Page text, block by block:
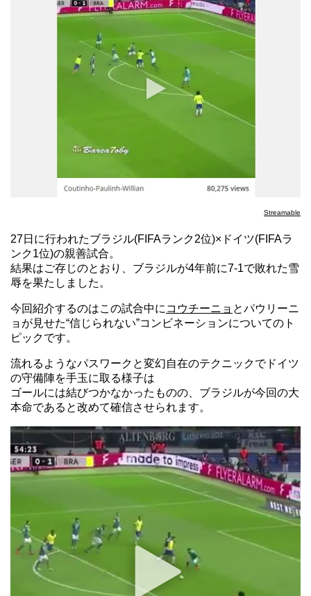
Streamable
27日に行われたブラジル(FIFAランク2位)×ドイツ(FIFAラ
ンク1位)の親善試合。
結果はご存じのとおり、ブラジルが4年前に7-1で敗れた雪
辱を果たしました。
今回紹介するのはこの試合中に コウチーニョ とパウリーニ
ョが見せた“信じられない”コンビネーションについてのト
ピックです。
流れるようなパスワークと変幻自在のテクニックでドイツ
の守備陣を手玉に取る様子は
ゴールには結びつかなかったものの、ブラジルが今回の大
本命であると改めて確信させられます。